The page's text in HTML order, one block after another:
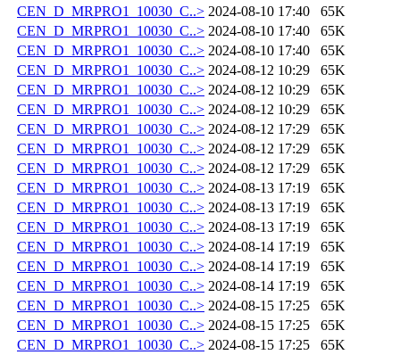
CEN_D_MRPRO1_10030_C..> 2024-08-10 17:40
65K
CEN_D_MRPRO1_10030_C..> 2024-08-10 17:40
65K
CEN_D_MRPRO1_10030_C..> 2024-08-10 17:40
65K
CEN_D_MRPRO1_10030_C..> 2024-08-12 10:29
65K
CEN_D_MRPRO1_10030_C..> 2024-08-12 10:29
65K
CEN_D_MRPRO1_10030_C..> 2024-08-12 10:29
65K
CEN_D_MRPRO1_10030_C..> 2024-08-12 17:29
65K
CEN_D_MRPRO1_10030_C..> 2024-08-12 17:29
65K
CEN_D_MRPRO1_10030_C..> 2024-08-12 17:29
65K
CEN_D_MRPRO1_10030_C..> 2024-08-13 17:19
65K
CEN_D_MRPRO1_10030_C..> 2024-08-13 17:19
65K
CEN_D_MRPRO1_10030_C..> 2024-08-13 17:19
65K
CEN_D_MRPRO1_10030_C..> 2024-08-14 17:19
65K
CEN_D_MRPRO1_10030_C..> 2024-08-14 17:19
65K
CEN_D_MRPRO1_10030_C..> 2024-08-14 17:19
65K
CEN_D_MRPRO1_10030_C..> 2024-08-15 17:25
65K
CEN_D_MRPRO1_10030_C..> 2024-08-15 17:25
65K
CEN_D_MRPRO1_10030_C..> 2024-08-15 17:25
65K